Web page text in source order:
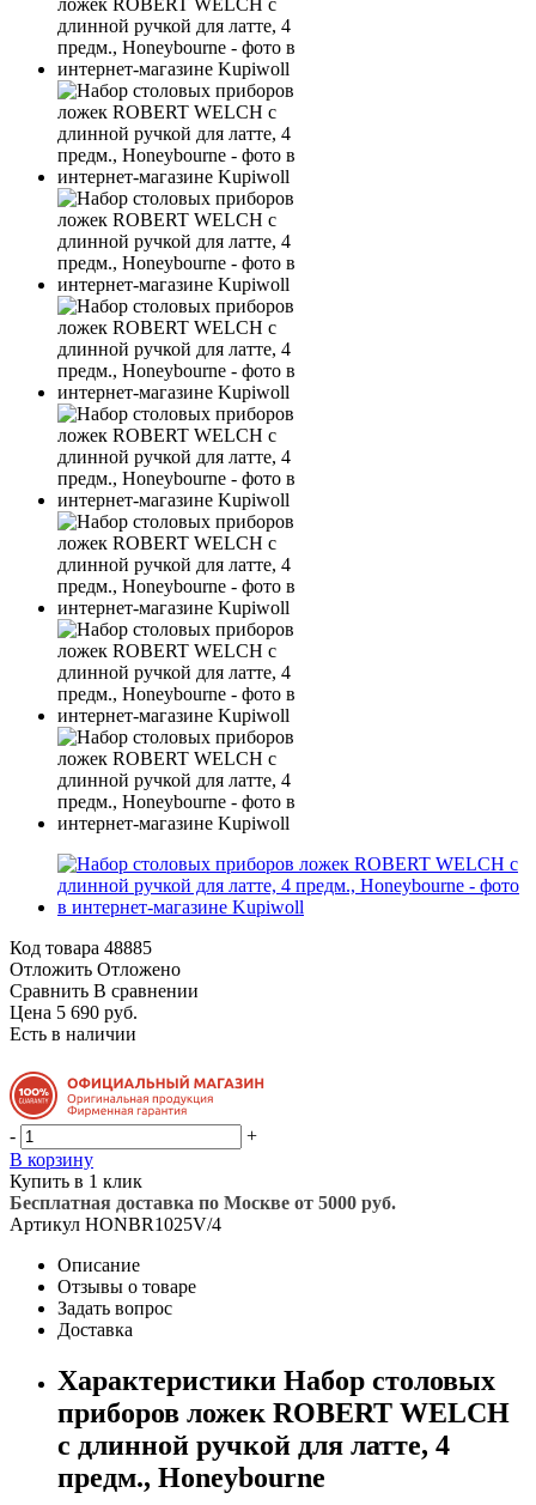
Код товара 48885
Отложить Отложено
Сравнить В сравнении
Цена 5 690 руб.
Есть в наличии
-
+
В корзину
Купить в 1 клик
Бесплатная доставка по Москве от 5000 руб.
Артикул HONBR1025V/4
Описание
Отзывы о товаре
Задать вопрос
Доставка
Характеристики Набор столовых
приборов ложек ROBERT WELCH
с длинной ручкой для латте, 4
предм., Honeybourne